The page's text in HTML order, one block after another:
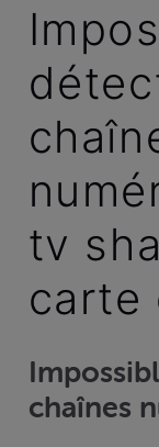
tv
carte
chaînes